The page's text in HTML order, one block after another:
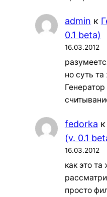
admin к
0.1 beta)
16.03.2012
но суть
fedorka к
(v. 0.1
16.03.2012
как это та
просто